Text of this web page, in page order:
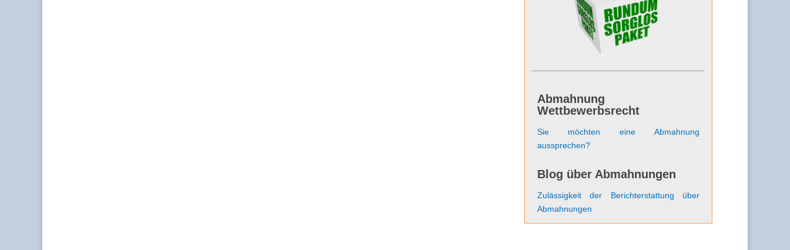
Abmahnung
Wettbewerbsrecht
Sie möchten eine Abmahnung
aussprechen?
Blog über Abmahnungen
Zulässigkeit der Berichterstattung über
Abmahnungen